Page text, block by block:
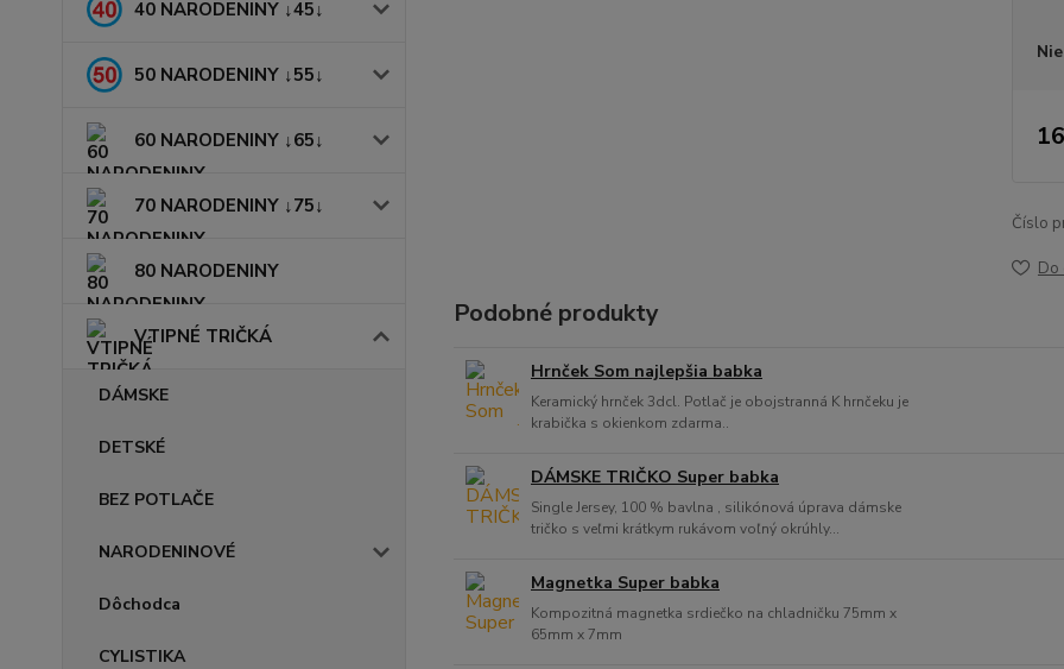
40 NARODENINY ↓45↓
50 NARODENINY ↓55↓
60 NARODENINY ↓65↓
70 NARODENINY ↓75↓
80 NARODENINY
VTIPNÉ TRIČKÁ
DÁMSKE
DETSKÉ
BEZ POTLAČE
NARODENINOVÉ
Dôchodca
CYLISTIKA
Číslo
Do
Podobné produkty
Hrnček Som najlepšia babka
Keramický hrnček 3dcl. Potlač je obojstranná K hrnčeku je
krabička s okienkom zdarma..
DÁMSKE TRIČKO Super babka
Single Jersey, 100 % bavlna , silikónová úprava dámske
tričko s veľmi krátkym rukávom voľný okrúhly...
Magnetka Super babka
Kompozitná magnetka srdiečko na chladničku 75mm x
65mm x 7mm